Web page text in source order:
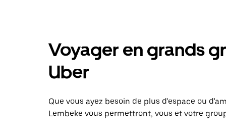
Voyager en grands
Uber
Que vous ayez besoin de plus d'espace ou
Lembeke vous permettront, vous et votre